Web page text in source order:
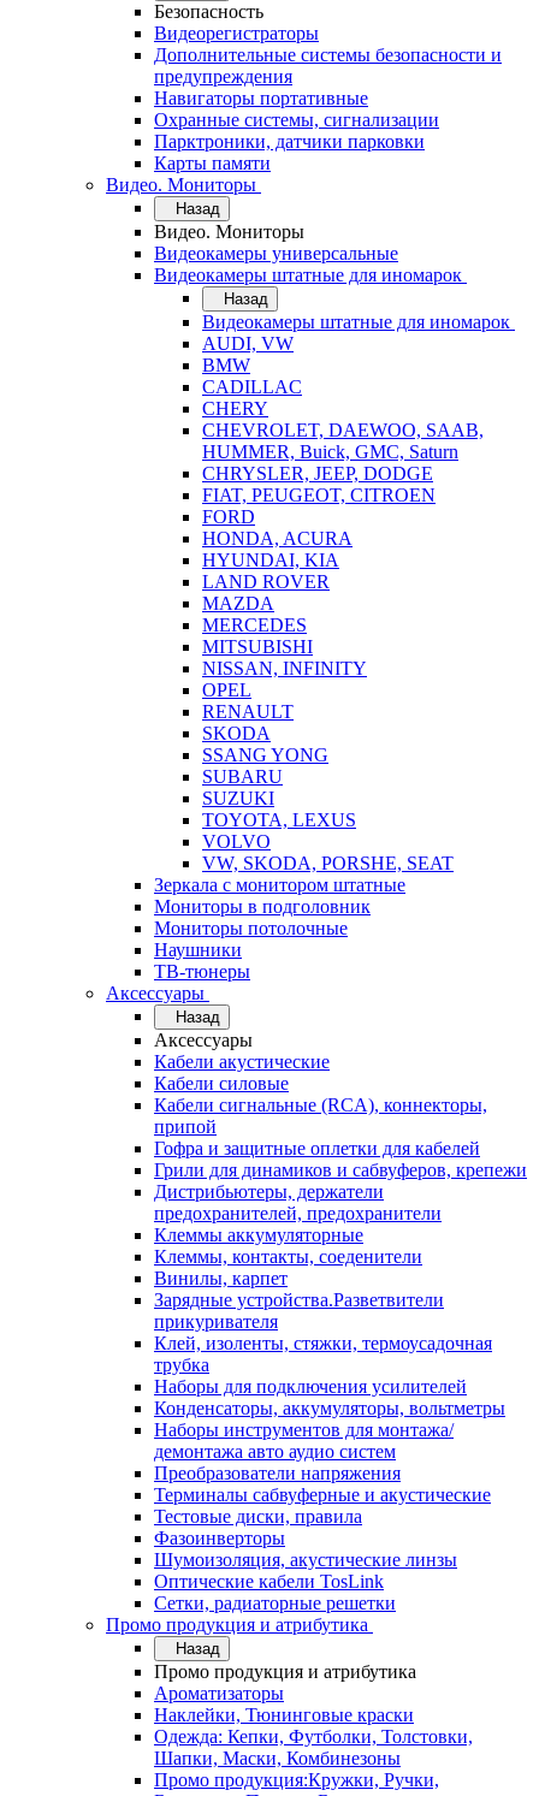
Безопасность
Видеорегистраторы
Дополнительные системы безопасности и
предупреждения
Навигаторы портативные
Охранные системы, сигнализации
Парктроники, датчики парковки
Карты памяти
Видео. Мониторы
Назад
Видео. Мониторы
Видеокамеры универсальные
Видеокамеры штатные для иномарок
Назад
Видеокамеры штатные для иномарок
AUDI, VW
BMW
CADILLAC
CHERY
CHEVROLET, DAEWOO, SAAB,
HUMMER, Buick, GMC, Saturn
CHRYSLER, JEEP, DODGE
FIAT, PEUGEOT, CITROEN
FORD
HONDA, ACURA
HYUNDAI, KIA
LAND ROVER
MAZDA
MERCEDES
MITSUBISHI
NISSAN, INFINITY
OPEL
RENAULT
SKODA
SSANG YONG
SUBARU
SUZUKI
TOYOTA, LEXUS
VOLVO
VW, SKODA, PORSHE, SEAT
Зеркала с монитором штатные
Мониторы в подголовник
Мониторы потолочные
Наушники
ТВ-тюнеры
Аксессуары
Назад
Аксессуары
Кабели акустические
Кабели силовые
Кабели сигнальные (RCA), коннекторы,
припой
Гофра и защитные оплетки для кабелей
Грили для динамиков и сабвуферов, крепежи
Дистрибьютеры, держатели
предохранителей, предохранители
Клеммы аккумуляторные
Клеммы, контакты, соеденители
Винилы, карпет
Зарядные устройства.Разветвители
прикуривателя
Клей, изоленты, стяжки, термоусадочная
трубка
Наборы для подключения усилителей
Конденсаторы, аккумуляторы, вольтметры
Наборы инструментов для монтажа/
демонтажа авто аудио систем
Преобразователи напряжения
Терминалы сабвуферные и акустические
Тестовые диски, правила
Фазоинверторы
Шумоизоляция, акустические линзы
Оптические кабели TosLink
Сетки, радиаторные решетки
Промо продукция и атрибутика
Назад
Промо продукция и атрибутика
Ароматизаторы
Наклейки, Тюнинговые краски
Одежда: Кепки, Футболки, Толстовки,
Шапки, Маски, Комбинезоны
Промо продукция:Кружки, Ручки,